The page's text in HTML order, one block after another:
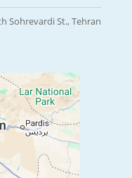
Sohrevardi St., Tehran